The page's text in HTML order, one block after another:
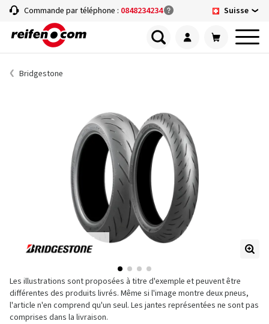
Commande par téléphone : 0848234234 Suisse
Bridgestone
Les illustrations sont proposées à titre d'exemple et peuvent être
différentes des produits livrés. Même si l'image montre deux pneus,
l'article n'en comprend qu'un seul. Les jantes représentées ne sont pas
comprises dans la livraison.